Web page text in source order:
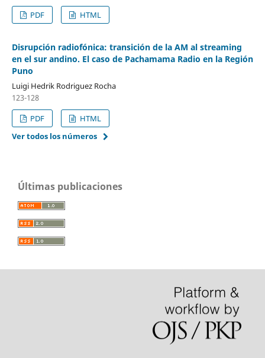
PDF
HTML
Disrupción radiofónica: transición de la AM al streaming
en el sur andino. El caso de Pachamama Radio en la Región
Puno
Luigi Hedrik Rodriguez Rocha
123-128
PDF
HTML
Ver todos los números
Últimas publicaciones